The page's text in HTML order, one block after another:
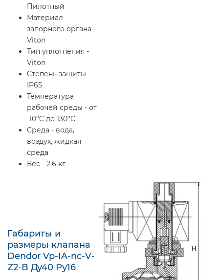
Пилотный
Материал
запорного органа -
Viton
Тип уплотнения -
Viton
Степень защиты -
IP65
Температура
рабочей среды - от
-10°C до 130°C
Среда - вода,
воздух, жидкая
среда
Вес - 2.6 кг
Габариты и
размеры клапана
Dendor Vp-IA-nc-V-
Z2-B Ду40 Ру16